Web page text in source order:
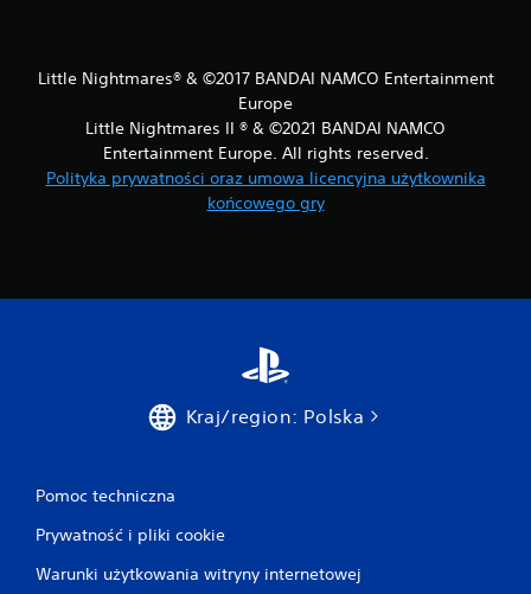
Little Nightmares® & ©2017 BANDAI NAMCO Entertainment
Europe
Little Nightmares II ® & ©2021 BANDAI NAMCO
Entertainment Europe. All rights reserved.
Polityka prywatności oraz umowa licencyjna użytkownika
końcowego gry
Kraj/region: Polska
Pomoc techniczna
Prywatność i pliki cookie
Warunki użytkowania witryny internetowej